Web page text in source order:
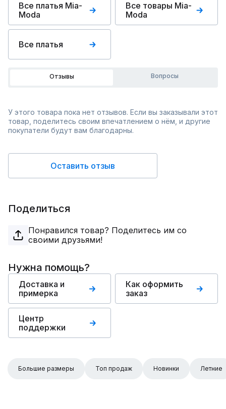
Все платья Mia-
Moda
Все товары Mia-
Moda
Все платья
Отзывы Вопросы
У этого товара пока нет отзывов. Если вы заказывали этот
товар, поделитесь своим впечатлением о нём, и другие
покупатели будут вам благодарны.
Оставить отзыв
Поделиться
Понравился товар? Поделитесь им со
своими друзьями!
Нужна помощь?
Доставка и
примерка
Как оформить
заказ
Центр
поддержки
Большие размеры Топ продаж Новинки Летние